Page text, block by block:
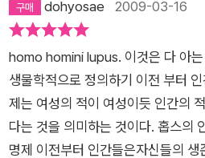
을 마음대로 바꾸고, 과거를 되돌려
곡하고 삭제하고 거짓을 첨가하는 게
정보를 대체한다. 그런 국가에서 당
보다는 신민이다. 또한 당신은 광적
가(그리고 국가를 대표하는 독재자
통을 덜 받는 사람이 반란을 일으킨
들이 가스실 및 화장터를 파괴하고
앞부분에서 프리모 레비가 한 말이
노예일지라도, 아무리 권한이 없을
것이 확실할지라도, 우리에게 한가
남은 것이기 때문에 온 힘을 다해 지
로 그들에게 동의하지 않는 것이다.
품위 유지를 위해 치열한 내적 투쟁
도 빼놓지 않는다. 물론, 그에 반대되
쳐 난다는 사실도 빼놓지 않는다. 동
에 있던 독토어 판비츠 같은 인물에
‘최종해결책’이라는 절멸계획에 동
어쩌면 어처구니없는 대학살계획을
광기의 본질’에 대해서도 이해할 수
한 예들을 토대로 세상의 일반적인
마나 효력을 발휘할 수 있을지 각자
책은 단순히 홀로코스트에 대한 담
방금 위에서 고통과 공포의 감정을
한다고 했지만, 그에 못지 않게 이
하다. '작품 해설'을 쓴 서경식 교수
히 운이고 적절한 시기에 아팠기 때
자살했다. 『이것이 인간인가』에 실
살이라는 말은 없다. 대신 “1987년
과 독일어판 출판, 레비는 외과 수술
자택에서 사망했다.”고 적혀있다.
이다. 아우슈비츠에서 지낸 14개월
것, 만난 사람들에 대해서 객관적이
써내려간 그런 글이다.이런 류의 경
험을 얘기할 때 이렇게 냉정을 유지
다. 마치 제3자의 입장인 것처럼, 어
찾아볼 수 없이, 관찰하는 듯이 이야
당하는 지극히 주관적인 소홀한 처사
한, 아리스토텔레스는 인간을 정치적
적이라는 말이 아닌, 정치적 동물이
진다)동물이라는 말로 표현했다. 하
에서도 이성을 사용하며 권력을 이
까지 한 동물은 지구 상의 인간뿐
dohyosae 2009-03-16
homo homini lupus. 이것은 다 아
생물학적으로 정의하기 이전 부터
제는 여성의 적이 여성이듯 인간의
다는 것을 의미하는 것이다. 홉스의
명제 이전부터 인간들은자신들의 생